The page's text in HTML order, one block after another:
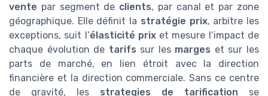
vente par segment de clients, par canal et par zone
géographique. Elle définit la stratégie prix, arbitre les
exceptions, suit l’élasticité prixet mesure l’impact de
chaque évolution de tarifs sur les marges et sur les
parts de marché, en lien étroit avec la direction
financière et la direction commerciale. Sans ce centre
de gravité, les strategies de tarification se